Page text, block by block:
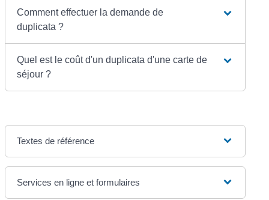
Comment effectuer la demande de
duplicata ?
Quel est le coût d'un duplicata d'une carte de
séjour ?
Textes de référence
Services en ligne et formulaires